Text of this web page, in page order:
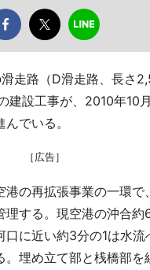
走路（D滑走路、長さ
建設工事が、2010年10
でいる。
［広告］
の再拡張事業の一環で
理する。現空港の沖合約
口に近い約3分の1は水流
。埋め立て部と桟橋部を